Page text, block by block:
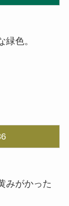
緑色。
みがかった